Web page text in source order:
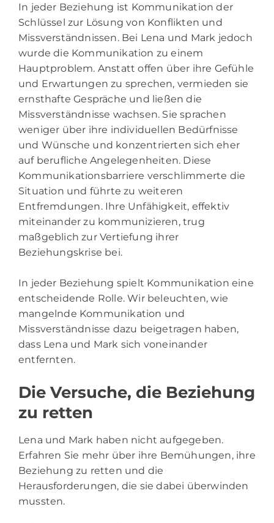
In jeder Beziehung ist Kommunikation der
Schlüssel zur Lösung von Konflikten und
Missverständnissen. Bei Lena und Mark jedoch
wurde die Kommunikation zu einem
Hauptproblem. Anstatt offen über ihre Gefühle
und Erwartungen zu sprechen, vermieden sie
ernsthafte Gespräche und ließen die
Missverständnisse wachsen. Sie sprachen
weniger über ihre individuellen Bedürfnisse
und Wünsche und konzentrierten sich eher
auf berufliche Angelegenheiten. Diese
Kommunikationsbarriere verschlimmerte die
Situation und führte zu weiteren
Entfremdungen. Ihre Unfähigkeit, effektiv
miteinander zu kommunizieren, trug
maßgeblich zur Vertiefung ihrer
Beziehungskrise bei.
In jeder Beziehung spielt Kommunikation eine
entscheidende Rolle. Wir beleuchten, wie
mangelnde Kommunikation und
Missverständnisse dazu beigetragen haben,
dass Lena und Mark sich voneinander
entfernten.
Die Versuche, die Beziehung
zu retten
Lena und Mark haben nicht aufgegeben.
Erfahren Sie mehr über ihre Bemühungen, ihre
Beziehung zu retten und die
Herausforderungen, die sie dabei überwinden
mussten.